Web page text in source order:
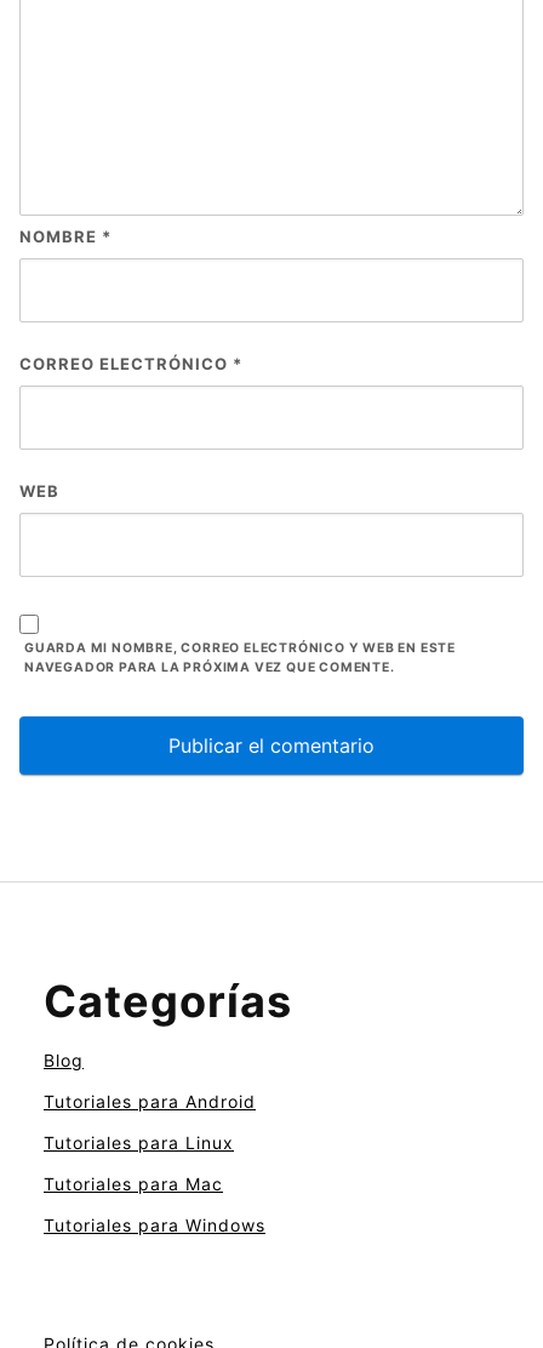
NOMBRE *
CORREO ELECTRÓNICO *
WEB
GUARDA MI NOMBRE, CORREO ELECTRÓNICO Y WEB EN ESTE
NAVEGADOR PARA LA PRÓXIMA VEZ QUE COMENTE.
Categorías
Blog
Tutoriales para Android
Tutoriales para Linux
Tutoriales para Mac
Tutoriales para Windows
Política de cookies